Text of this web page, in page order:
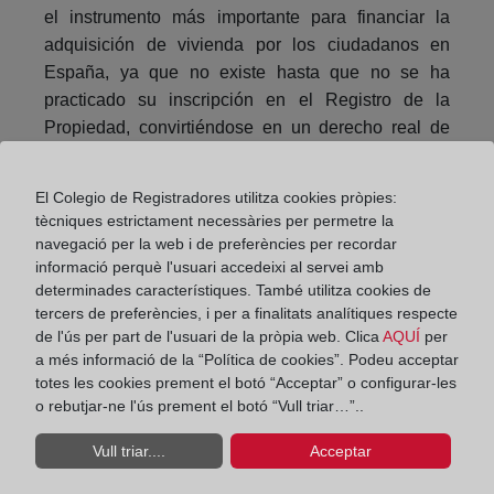
el instrumento más importante para financiar la
adquisición de vivienda por los ciudadanos en
España, ya que no existe hasta que no se ha
practicado su inscripción en el Registro de la
Propiedad, convirtiéndose en un derecho real de
Compartir:
El Colegio de Registradores inicia una campaña
El Colegio de Registradores utilitza cookies pròpies:
tècniques estrictament necessàries per permetre la
navegació per la web i de preferències per recordar
informació perquè l'usuari accedeixi al servei amb
determinades característiques. També utilitza cookies de
tercers de preferències, i per a finalitats analítiques respecte
de l'ús per part de l'usuari de la pròpia web. ClicaAQUÍ per
a més informació de la “Política de cookies”. Podeu acceptar
totes les cookies prement el botó “Acceptar” o configurar-les
o rebutjar-ne l'ús prement el botó “Vull triar…”..
Vull triar.... Acceptar